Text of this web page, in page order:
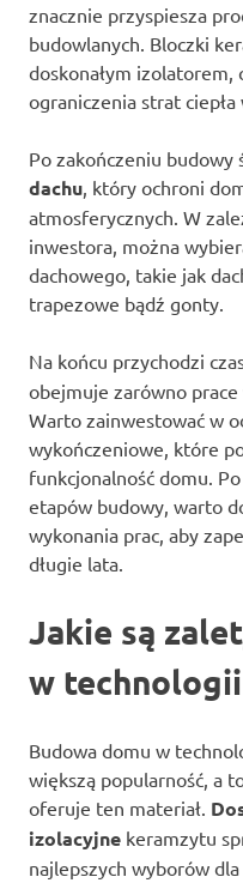
znacznie przyspiesza
budowlanych. Bloczki
doskonałym izolatorem,
ograniczenia strat ciepła
Po zakończeniu budowy
dachu , który ochroni
atmosferycznych. W
inwestora, można
dachowego, takie jak
trapezowe bądź gonty.
Na końcu przychodzi
obejmuje zarówno
Warto zainwestować w
wykończeniowe, które
funkcjonalność domu.
etapów budowy, warto
wykonania prac, aby
długie lata.
Jakie są
w
Budowa domu w
większą popularność, a
oferuje ten materiał.
izolacyjne keramzytu
najlepszych wyborów